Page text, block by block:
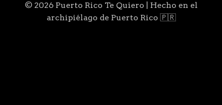
© 2026 Puerto Rico Te Quiero | Hecho en el
archipiélago de Puerto Rico 🇵🇷